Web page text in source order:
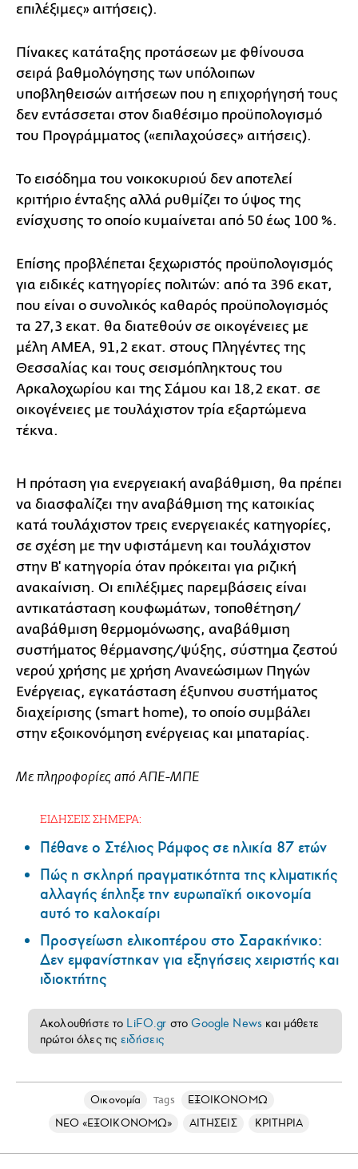
επιλέξιμες» αιτήσεις).
Πίνακες κατάταξης προτάσεων με φθίνουσα
σειρά βαθμολόγησης των υπόλοιπων
υποβληθεισών αιτήσεων που η επιχορήγησή τους
δεν εντάσσεται στον διαθέσιμο προϋπολογισμό
του Προγράμματος («επιλαχούσες» αιτήσεις).
Το εισόδημα του νοικοκυριού δεν αποτελεί
κριτήριο ένταξης αλλά ρυθμίζει το ύψος της
ενίσχυσης το οποίο κυμαίνεται από 50 έως 100 %.
Επίσης προβλέπεται ξεχωριστός προϋπολογισμός
για ειδικές κατηγορίες πολιτών: από τα 396 εκατ,
που είναι ο συνολικός καθαρός προϋπολογισμός
τα 27,3 εκατ. θα διατεθούν σε οικογένειες με
μέλη ΑΜΕΑ, 91,2 εκατ. στους Πληγέντες της
Θεσσαλίας και τους σεισμόπληκτους του
Αρκαλοχωρίου και της Σάμου και 18,2 εκατ. σε
οικογένειες με τουλάχιστον τρία εξαρτώμενα
τέκνα.
Η πρόταση για ενεργειακή αναβάθμιση, θα πρέπει
να διασφαλίζει την αναβάθμιση της κατοικίας
κατά τουλάχιστον τρεις ενεργειακές κατηγορίες,
σε σχέση με την υφιστάμενη και τουλάχιστον
στην Β' κατηγορία όταν πρόκειται για ριζική
ανακαίνιση. Οι επιλέξιμες παρεμβάσεις είναι
αντικατάσταση κουφωμάτων, τοποθέτηση/
αναβάθμιση θερμομόνωσης, αναβάθμιση
συστήματος θέρμανσης/ψύξης, σύστημα ζεστού
νερού χρήσης με χρήση Ανανεώσιμων Πηγών
Ενέργειας, εγκατάσταση έξυπνου συστήματος
διαχείρισης (smart home), το οποίο συμβάλει
στην εξοικονόμηση ενέργειας και μπαταρίας.
Με πληροφορίες από ΑΠΕ-ΜΠΕ
ΕΙΔΗΣΕΙΣ ΣΗΜΕΡΑ:
Πέθανε ο Στέλιος Ράμφος σε ηλικία 87 ετών
Πώς η σκληρή πραγματικότητα της κλιματικής
αλλαγής έπληξε την ευρωπαϊκή οικονομία
αυτό το καλοκαίρι
Προσγείωση ελικοπτέρου στο Σαρακήνικο:
Δεν εμφανίστηκαν για εξηγήσεις χειριστής και
ιδιοκτήτης
Ακολουθήστε το LiFO.gr στοGoogle News και μάθετε
πρώτοι όλες τις ειδήσεις
Οικονομία Tags
ΕΞΟΙΚΟΝΟΜΩ
ΝΕΟ «ΕΞΟΙΚΟΝΟΜΩ»
ΑΙΤΗΣΕΙΣ ΚΡΙΤΗΡΙΑ